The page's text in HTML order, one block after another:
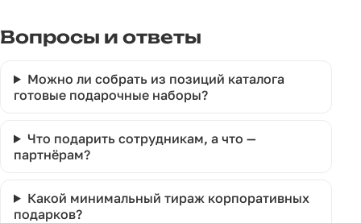
Вопросы и ответы
Можно ли собрать из позиций каталога
готовые подарочные наборы?
Что подарить сотрудникам, а что —
партнёрам?
Какой минимальный тираж корпоративных
подарков?